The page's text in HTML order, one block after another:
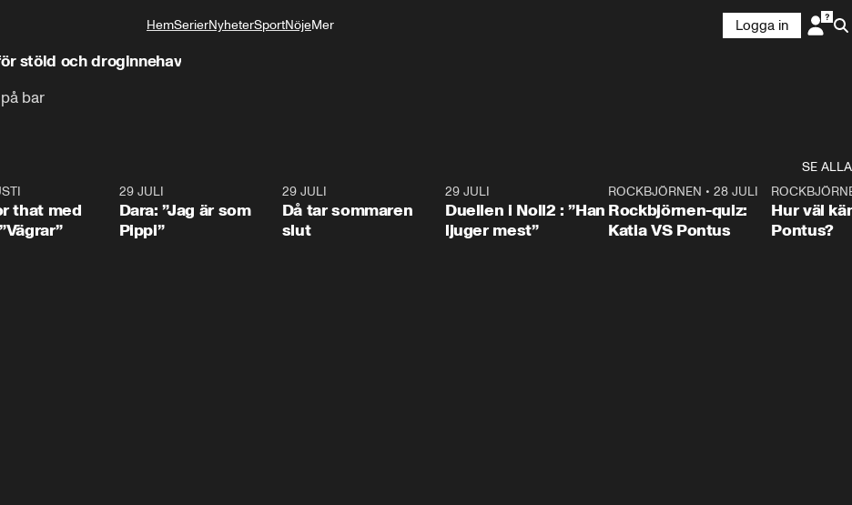
HemSerierNyheterSportNöjeMer
Logga in
stöld och droginnehav
bar
SE ALLA
that med
29 JULI
Dara: ”Jag är som
Pippi”
29 JULI
Då tar sommaren
slut
29 JULI
Duellen i Noll2 : ”Han
ljuger mest”
0:15
ROCKBJÖRNEN •28 JULI
Rockbjörnen-quiz:
Katia VS Pontus
Hur väl
Pontus?